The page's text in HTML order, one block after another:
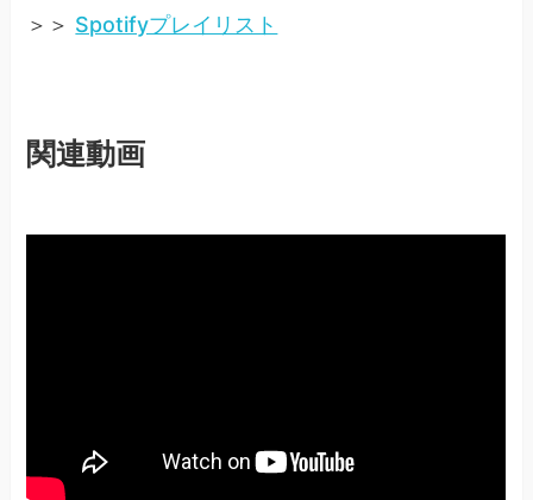
＞＞ Spotifyプレイリスト
関連動画